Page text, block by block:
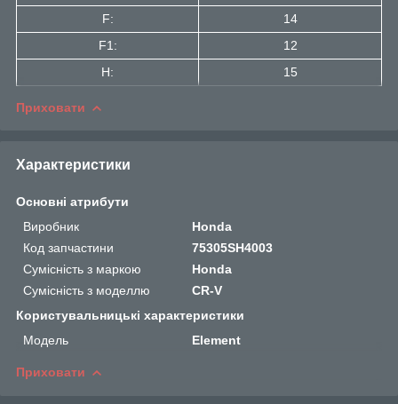
F:
14
F1:
12
H:
15
Приховати
Характеристики
Основні атрибути
Виробник
Honda
Код запчастини
75305SH4003
Сумісність з маркою
Honda
Сумісність з моделлю
CR-V
Користувальницькі характеристики
Мoдель
Element
Приховати